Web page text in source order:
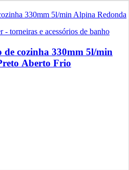
cozinha 330mm 5l/min
Aberto Frio